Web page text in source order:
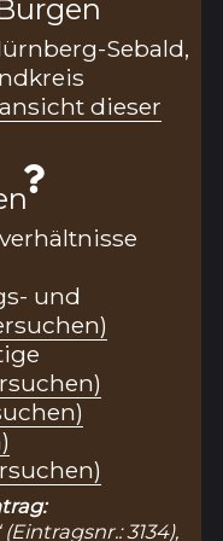
Sebald,
dieser
und
3134),